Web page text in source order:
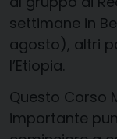
settimane in
agosto), altri
l’Etiopia.
Questo Corso
importante